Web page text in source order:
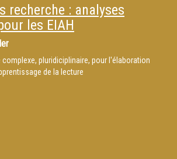
recherche : analyses
les EIAH
pluridiciplinaire, pour l'élaboration
de la lecture